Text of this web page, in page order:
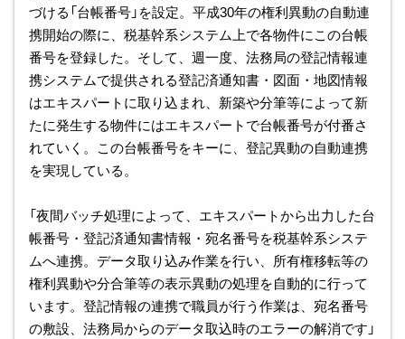
づける「台帳番号」を設定。平成30年の権利異動の自動連
携開始の際に、税基幹系システム上で各物件にこの台帳
番号を登録した。そして、週一度、法務局の登記情報連
携システムで提供される登記済通知書・図面・地図情報
はエキスパートに取り込まれ、新築や分筆等によって新
たに発生する物件にはエキスパートで台帳番号が付番さ
れていく。この台帳番号をキーに、登記異動の自動連携
を実現している。
「夜間バッチ処理によって、エキスパートから出力した台
帳番号・登記済通知書情報・宛名番号を税基幹系システ
ムへ連携。データ取り込み作業を行い、所有権移転等の
権利異動や分合筆等の表示異動の処理を自動的に行って
います。登記情報の連携で職員が行う作業は、宛名番号
の敷設、法務局からのデータ取込時のエラーの解消です」